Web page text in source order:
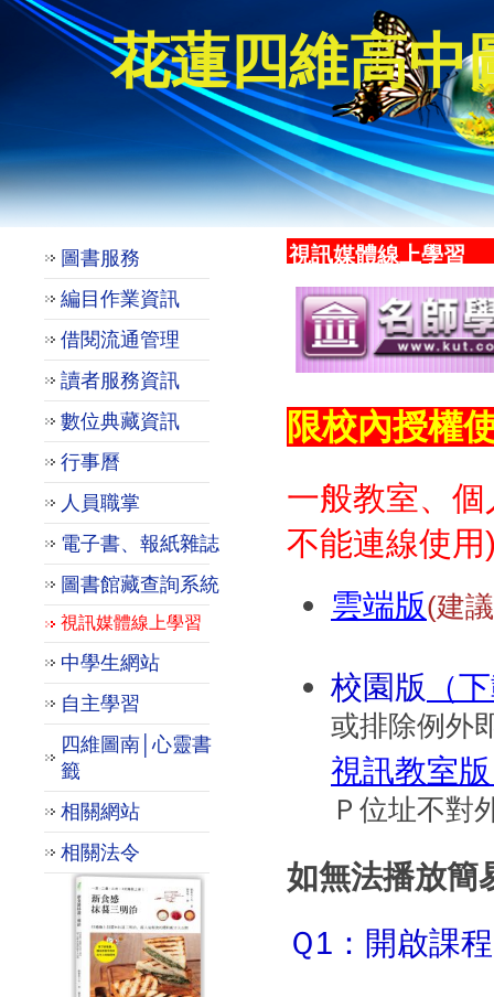
花蓮四維高中
圖書服務
編目作業資訊
借閱流通管理
讀者服務資訊
數位典藏資訊
行事曆
人員職掌
電子書、報紙雜誌
圖書館藏查詢系統
視訊媒體線上學習
中學生網站
自主學習
四維圖南│心靈書
籤
相關網站
相關法令
視訊媒體線上學習
限校內授權
一般教室、
不能連線使用
雲端版(建
校園版 （
或排除例外
視訊教室
Ｐ位址不對
如無法播放簡
Ｑ1：開啟課